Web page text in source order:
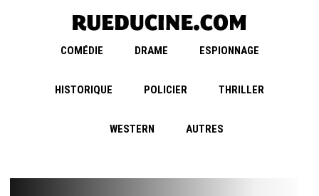
COMÉDIE DRAME ESPIONNAGE
HISTORIQUE POLICIER THRILLER
WESTERN AUTRES